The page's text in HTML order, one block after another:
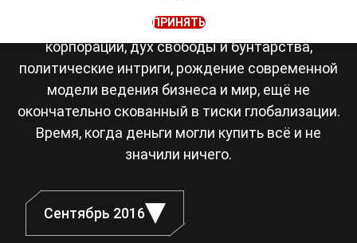
музыки, становление транснациональных
корпораций, дух свободы и бунтарства,
политические интриги, рождение современной
модели ведения бизнеса и мир, ещё не
окончательно скованный в тиски глобализации.
Время, когда деньги могли купить всё и не
значили ничего.
Сентябрь 2016
ПРИНЯТЬ